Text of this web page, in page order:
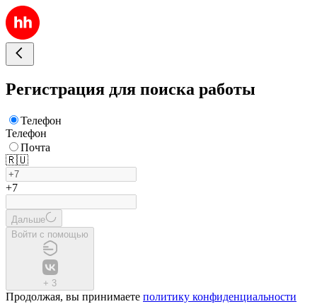
Регистрация для поиска работы
Телефон
Телефон
Почта
🇷🇺
+7
Дальше
Войти с помощью
+ 3
Продолжая, вы принимаете политику конфиденциальности